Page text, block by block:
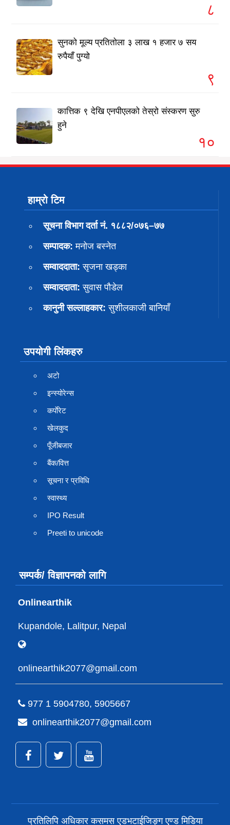
८
सुनको मूल्य प्रतितोला ३ लाख १ हजार ७ सय
रुपैयाँ पुग्यो
९
कात्तिक ९ देखि एनपीएलको तेस्रो संस्करण सुरु
हुने
१०
हाम्रो टिम
सूचना विभाग दर्ता नं. १८८२/०७६–७७
सम्पादक: मनोज बस्नेत
सम्वाददाता: सृजना खड्का
सम्वाददाता: सुवास पाैडेल
कानुनी सल्लाहकार: सुशीलकाजी बानियाँ
उपयोगी लिंकहरु
अटो
इन्स्योरेन्स
कर्पाेरेट
खेलकुद
पूँजीबजार
बैंक/वित्त
सूचना र प्रविधि
स्वास्थ्य
IPO Result
Preeti to unicode
सम्पर्क/ विज्ञापनको लागि
Onlinearthik
Kupandole, Lalitpur, Nepal
onlinearthik2077@gmail.com
977 1 5904780, 5905667
onlinearthik2077@gmail.com
प्रतिलिपि अधिकार कसमस एडभटाईजिङ्ग एण्ड मिडिया